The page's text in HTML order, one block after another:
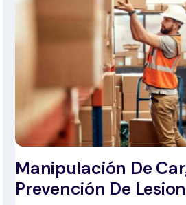
Manipulación De
Prevención De